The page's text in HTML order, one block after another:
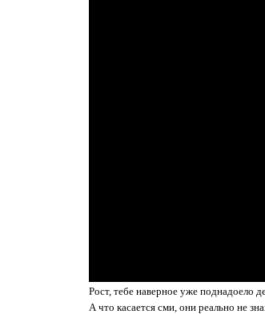
Рост, тебе наверное уже поднадоело
А что касается сми, они реально не